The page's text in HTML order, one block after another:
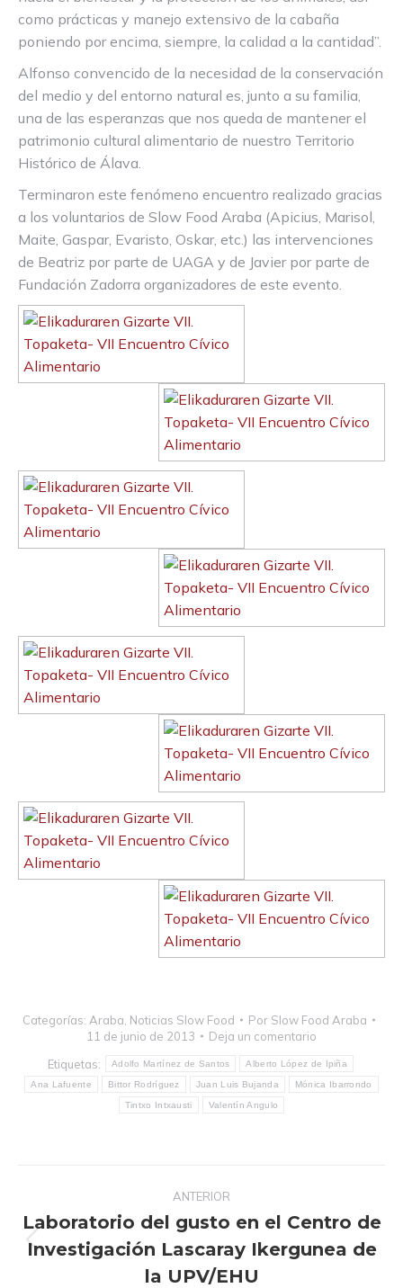
como prácticas y manejo extensivo de la cabaña
poniendo por encima, siempre, la calidad a la cantidad”.
Alfonso convencido de la necesidad de la conservación
del medio y del entorno natural es, junto a su familia,
una de las esperanzas que nos queda de mantener el
patrimonio cultural alimentario de nuestro Territorio
Histórico de Álava.
Terminaron este fenómeno encuentro realizado gracias
a los voluntarios de Slow Food Araba (Apicius, Marisol,
Maite, Gaspar, Evaristo, Oskar, etc.) las intervenciones
de Beatriz por parte de UAGA y de Javier por parte de
Fundación Zadorra organizadores de este evento.
Categorías: Araba Noticias Slow Food Por Slow Food Araba
11 de junio de 2013
Deja un comentario
Etiquetas:
Adolfo Martínez de Santos Alberto López de Ipiña
Ana Lafuente Bittor Rodríguez Juan Luis Bujanda Mónica Ibarrondo
Tintxo Intxausti Valentín Angulo
publicaciones
ANTERIOR
Publicación
anterior:
Laboratorio del gusto en el Centro de
Investigación Lascaray Ikergunea de
la UPV/EHU